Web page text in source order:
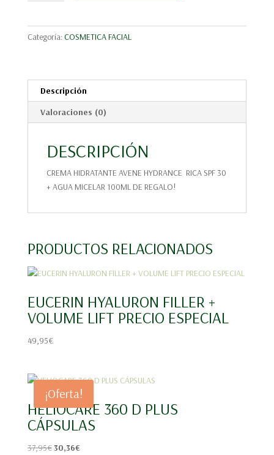
MICELAR
cantidad
Categoría:COSMETICA FACIAL
Descripción
Valoraciones (0)
DESCRIPCIÓN
CREMA HIDRATANTE AVENE HYDRANCE RICA SPF 30
+ AGUA MICELAR 100ML DE REGALO!
PRODUCTOS RELACIONADOS
EUCERIN HYALURON FILLER +
VOLUME LIFT PRECIO ESPECIAL
49,95€
¡Oferta!
HELIOCARE 360 D PLUS
CÁPSULAS
37,95€ El
30,36€El